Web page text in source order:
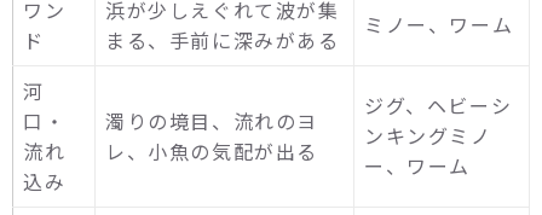
ワン
ド
浜が少しえぐれて波が集
まる、手前に深みがある
ミノー、ワーム
河
口・
流れ
込み
濁りの境目、流れのヨ
レ、小魚の気配が出る
ジグ、ヘビーシ
ンキングミノ
ー、ワーム